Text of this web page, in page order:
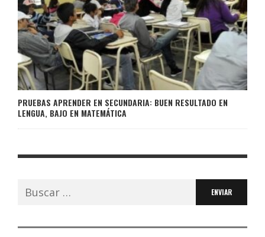
PRUEBAS APRENDER EN SECUNDARIA: BUEN RESULTADO EN
LENGUA, BAJO EN MATEMÁTICA
Buscar: